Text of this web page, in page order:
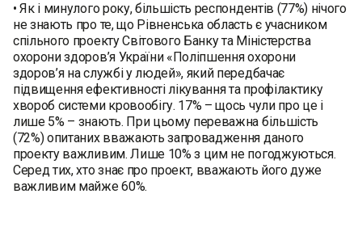
• Як і минулого року, більшість респондентів (77%) нічого
не знають про те, що Рівненська область є учасником
спільного проекту Світового Банку та Міністерства
охорони здоров’я України «Поліпшення охорони
здоров’я на службі у людей», який передбачає
підвищення ефективності лікування та профілактику
хвороб системи кровообігу. 17% – щось чули про це і
лише 5% – знають. При цьому переважна більшість
(72%) опитаних вважають запровадження даного
проекту важливим. Лише 10% з цим не погоджуються.
Серед тих, хто знає про проект, вважають його дуже
важливим майже 60%.